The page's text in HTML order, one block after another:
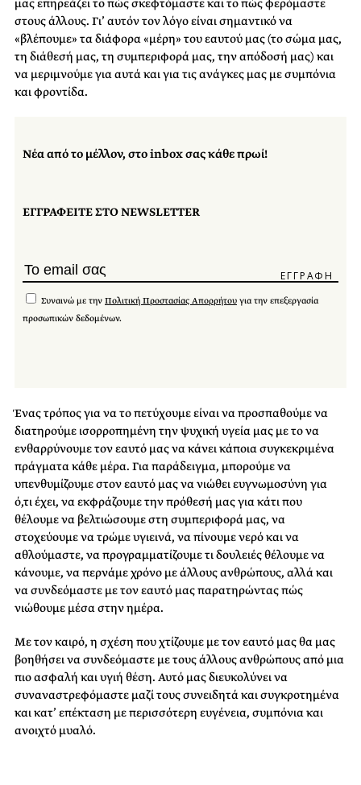
στους άλλους. Γι’ αυτόν τον λόγο είναι σημαντικό να
«βλέπουμε» τα διάφορα «μέρη» του εαυτού μας (το σώμα μας,
τη διάθεσή μας, τη συμπεριφορά μας, την απόδοσή μας) και
να μεριμνούμε για αυτά και για τις ανάγκες μας με συμπόνια
και φροντίδα.
Νέα από το μέλλον, στο inbox σας κάθε πρωί!
ΕΓΓΡΑΦΕΙΤΕ ΣΤΟ NEWSLETTER
Συναινώ με την Πολιτική Προστασίας Απορρήτου για την επεξεργασία
προσωπικών δεδομένων.
Ένας τρόπος για να το πετύχουμε είναι να προσπαθούμε να
διατηρούμε ισορροπημένη την ψυχική υγεία μας με το να
ενθαρρύνουμε τον εαυτό μας να κάνει κάποια συγκεκριμένα
πράγματα κάθε μέρα. Για παράδειγμα, μπορούμε να
υπενθυμίζουμε στον εαυτό μας να νιώθει ευγνωμοσύνη για
ό,τι έχει, να εκφράζουμε την πρόθεσή μας για κάτι που
θέλουμε να βελτιώσουμε στη συμπεριφορά μας, να
στοχεύουμε να τρώμε υγιεινά, να πίνουμε νερό και να
αθλούμαστε, να προγραμματίζουμε τι δουλειές θέλουμε να
κάνουμε, να περνάμε χρόνο με άλλους ανθρώπους, αλλά και
να συνδεόμαστε με τον εαυτό μας παρατηρώντας πώς
νιώθουμε μέσα στην ημέρα.
Με τον καιρό, η σχέση που χτίζουμε με τον εαυτό μας θα μας
βοηθήσει να συνδεόμαστε με τους άλλους ανθρώπους από μια
πιο ασφαλή και υγιή θέση. Αυτό μας διευκολύνει να
συναναστρεφόμαστε μαζί τους συνειδητά και συγκροτημένα
και κατ’ επέκταση με περισσότερη ευγένεια, συμπόνια και
ανοιχτό μυαλό.